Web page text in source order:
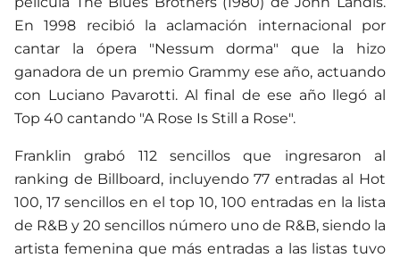
En 1998 recibió la aclamación internacional por
cantar la ópera "Nessum dorma" que la hizo
ganadora de un premio Grammy ese año, actuando
con Luciano Pavarotti. Al final de ese año llegó al
Top 40 cantando "A Rose Is Still a Rose".
Franklin grabó 112 sencillos que ingresaron al
ranking de Billboard, incluyendo 77 entradas al Hot
100, 17 sencillos en el top 10, 100 entradas en la lista
de R&B y 20 sencillos número uno de R&B, siendo la
artista femenina que más entradas a las listas tuvo